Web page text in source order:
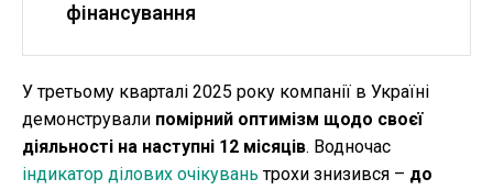
фінансування
У третьому кварталі 2025 року компанії в Україні
демонстрували помірний оптимізм щодо своєї
діяльності на наступні 12 місяців. Водночас
індикатор ділових очікувань трохи знизився – до